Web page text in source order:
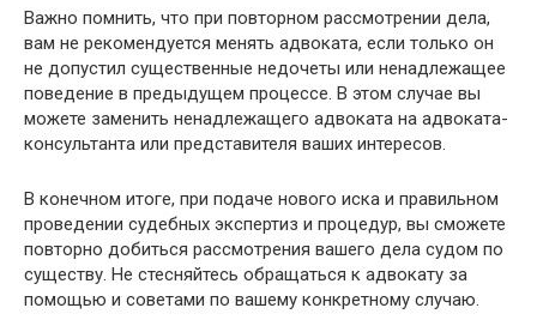
Важно помнить, что при повторном рассмотрении дела,
вам не рекомендуется менять адвоката, если только он
не допустил существенные недочеты или ненадлежащее
поведение в предыдущем процессе. В этом случае вы
можете заменить ненадлежащего адвоката на адвоката-
консультанта или представителя ваших интересов.
В конечном итоге, при подаче нового иска и правильном
проведении судебных экспертиз и процедур, вы сможете
повторно добиться рассмотрения вашего дела судом по
существу. Не стесняйтесь обращаться к адвокату за
помощью и советами по вашему конкретному случаю.